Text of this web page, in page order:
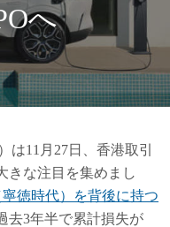
へ
11月27日、香港取引
きな注目を集めまし
徳時代）を背後に持つ
去3年半で累計損失が